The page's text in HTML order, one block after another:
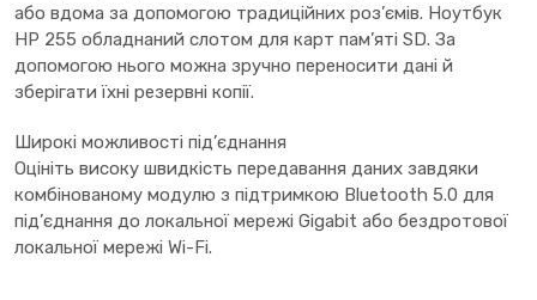
або вдома за допомогою традиційних роз’ємів. Ноутбук
HP 255 обладнаний слотом для карт пам’яті SD. За
допомогою нього можна зручно переносити дані й
зберігати їхні резервні копії.
Широкі можливості під’єднання
Оцініть високу швидкість передавання даних завдяки
комбінованому модулю з підтримкою Bluetooth 5.0 для
під’єднання до локальної мережі Gigabit або бездротової
локальної мережі Wi-Fi.